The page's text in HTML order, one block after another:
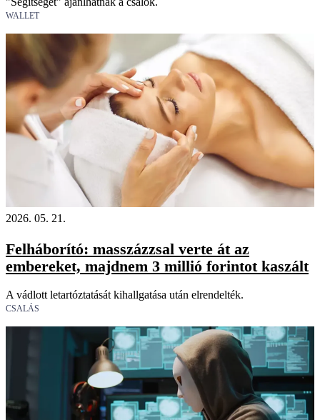
WALLET
2026. 05. 21.
Felháborító: masszázzsal verte át az
embereket, majdnem 3 millió forintot kaszált
A vádlott letartóztatását kihallgatása után elrendelték.
CSALÁS